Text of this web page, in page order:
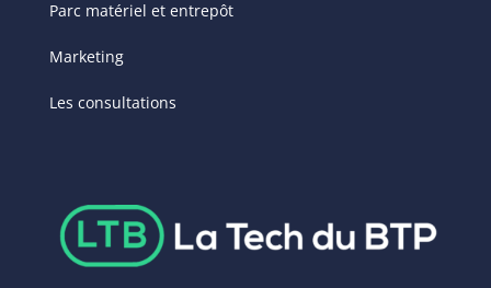
Parc matériel et entrepôt
Marketing
Les consultations